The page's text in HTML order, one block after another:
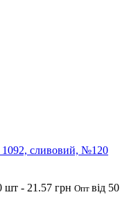
1092, сливовий, №120
шт - 21.57 грн Опт від 50